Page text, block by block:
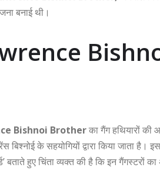
बनाई थी।
Bishnoi Brotherका गैंग हथियारों की
बिश्नोई के सहयोगियों द्वारा किया
बताते हुए चिंता व्यक्त की है कि इन गैंगस्टरों